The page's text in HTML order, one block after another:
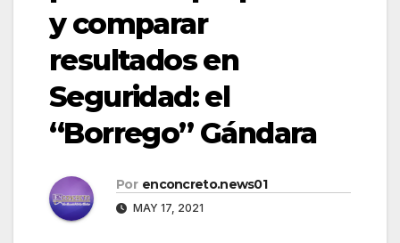
y comparar
resultados en
Seguridad: el
“Borrego” Gándara
Por enconcreto.news01
MAY 17, 2021